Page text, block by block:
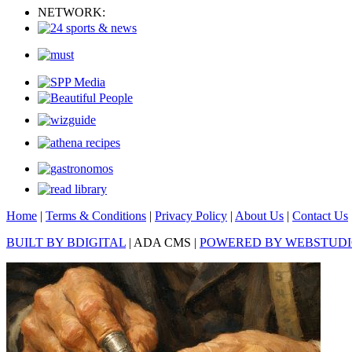
NETWORK:
Home | Terms & Conditions | Privacy Policy | About Us | Contact Us
BUILT BY BDIGITAL | ADA CMS | POWERED BY